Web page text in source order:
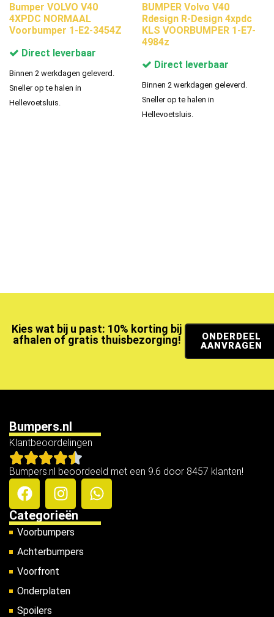
Bumper VOLVO V40
4XPDC NORMAAL
Voorbumper 1-E2-3454Z
Direct leverbaar
Binnen 2 werkdagen geleverd.
Sneller op te halen in
Hellevoetsluis.
BUMPER Volvo V40
Rdesign R-Design 4xpdc
KLS VOORBUMPER 1-E7-
4984z
Direct leverbaar
Binnen 2 werkdagen geleverd.
Sneller op te halen in
Hellevoetsluis.
Kies wat bij u past: 10% korting bij
afhalen of gratis thuisbezorging!
ONDERDEEL
AANVRAGEN
Bumpers.nl
Klantbeoordelingen
Bumpers.nl beoordeeld met een 9.6 door 8457 klanten!
Categorieën
Voorbumpers
Achterbumpers
Voorfront
Onderplaten
Spoilers